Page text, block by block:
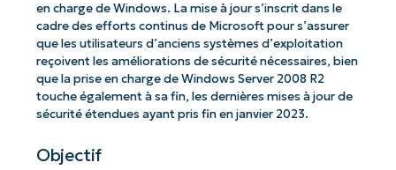
en charge de Windows. La mise à jour s’inscrit dans le
cadre des efforts continus de Microsoft pour s’assurer
que les utilisateurs d’anciens systèmes d’exploitation
reçoivent les améliorations de sécurité nécessaires, bien
que la prise en charge de Windows Server 2008 R2
touche également à sa fin, les dernières mises à jour de
sécurité étendues ayant pris fin en janvier 2023.
Objectif